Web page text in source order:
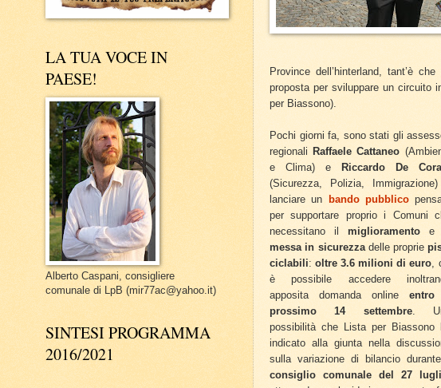
Province dell’hinterland, tant’è che
proposta per sviluppare un circuito
per Biassono).
Pochi giorni fa, sono stati gli
regionaliRaffaele Cattaneo
e Clima) eRiccardo De
(Sicurezza, Polizia,
lanciare un bando pubblico
per supportare proprio i Comuni
necessitano ilmiglioramento e
messa in sicurezzadelle proprie
ciclabili:oltre 3.6 milioni di euro
è possibile accedere
apposita domanda online
prossimo 14 settembre .
possibilità che Lista per Biassono
indicato alla giunta nella
sulla variazione di bilancio
consiglio comunale del 27
LA TUA VOCE IN
PAESE!
Alberto Caspani, consigliere
comunale di LpB (mir77ac@yahoo.it)
SINTESI PROGRAMMA
2016/2021